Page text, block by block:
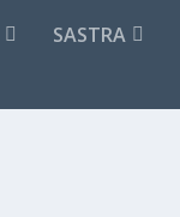
SASTRA